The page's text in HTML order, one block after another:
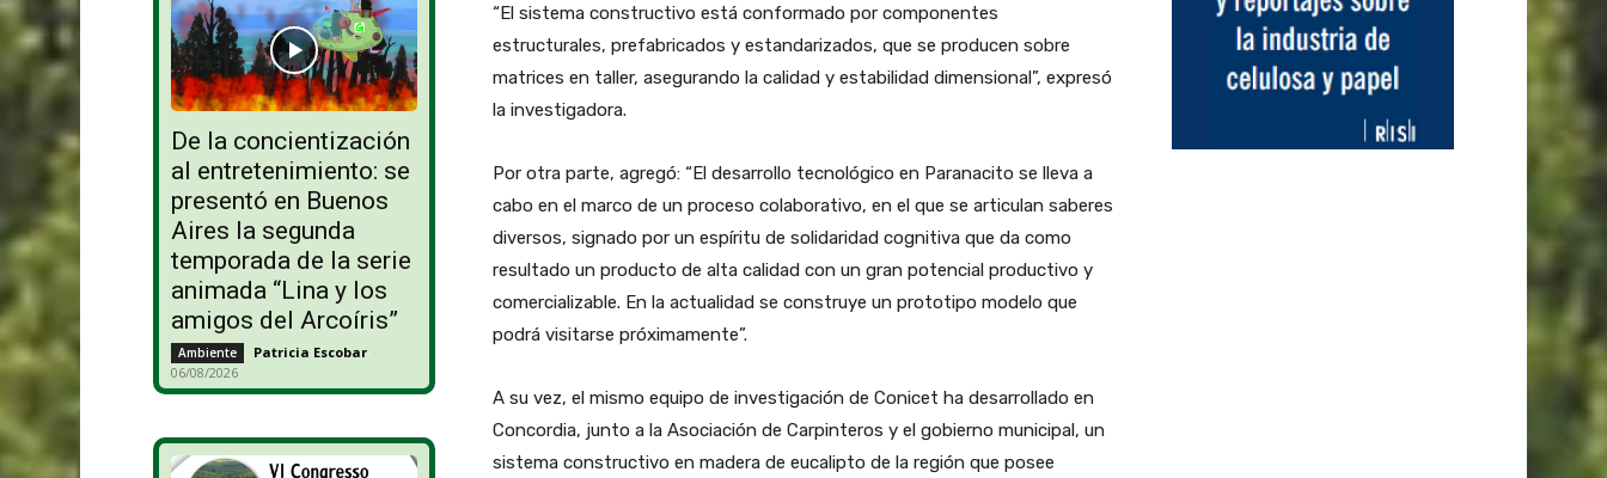
De la concientización
al entretenimiento: se
presentó en Buenos
Aires la segunda
temporada de la serie
animada “Lina y los
amigos del Arcoíris”
Ambiente Patricia Escobar -
06/08/2026
“El sistema constructivo está conformado por componentes
estructurales, prefabricados y estandarizados, que se producen sobre
matrices en taller, asegurando la calidad y estabilidad dimensional”, expresó
la investigadora.
Por otra parte, agregó: “El desarrollo tecnológico en Paranacito se lleva a
cabo en el marco de un proceso colaborativo, en el que se articulan saberes
diversos, signado por un espíritu de solidaridad cognitiva que da como
resultado un producto de alta calidad con un gran potencial productivo y
comercializable. En la actualidad se construye un prototipo modelo que
podrá visitarse próximamente”.
A su vez, el mismo equipo de investigación de Conicet ha desarrollado en
Concordia, junto a la Asociación de Carpinteros y el gobierno municipal, un
sistema constructivo en madera de eucalipto de la región que posee